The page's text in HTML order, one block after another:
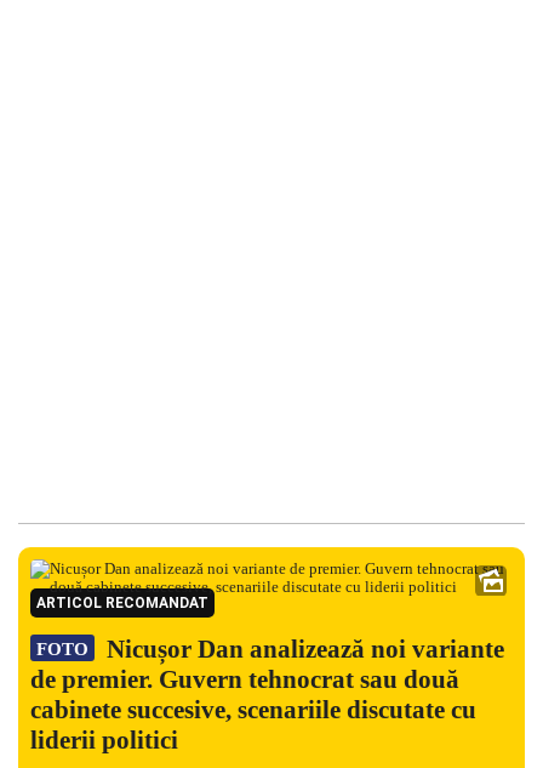
ARTICOL RECOMANDAT
FOTO
Nicușor Dan analizează noi variante
de premier. Guvern tehnocrat sau două
cabinete succesive, scenariile discutate cu
liderii politici